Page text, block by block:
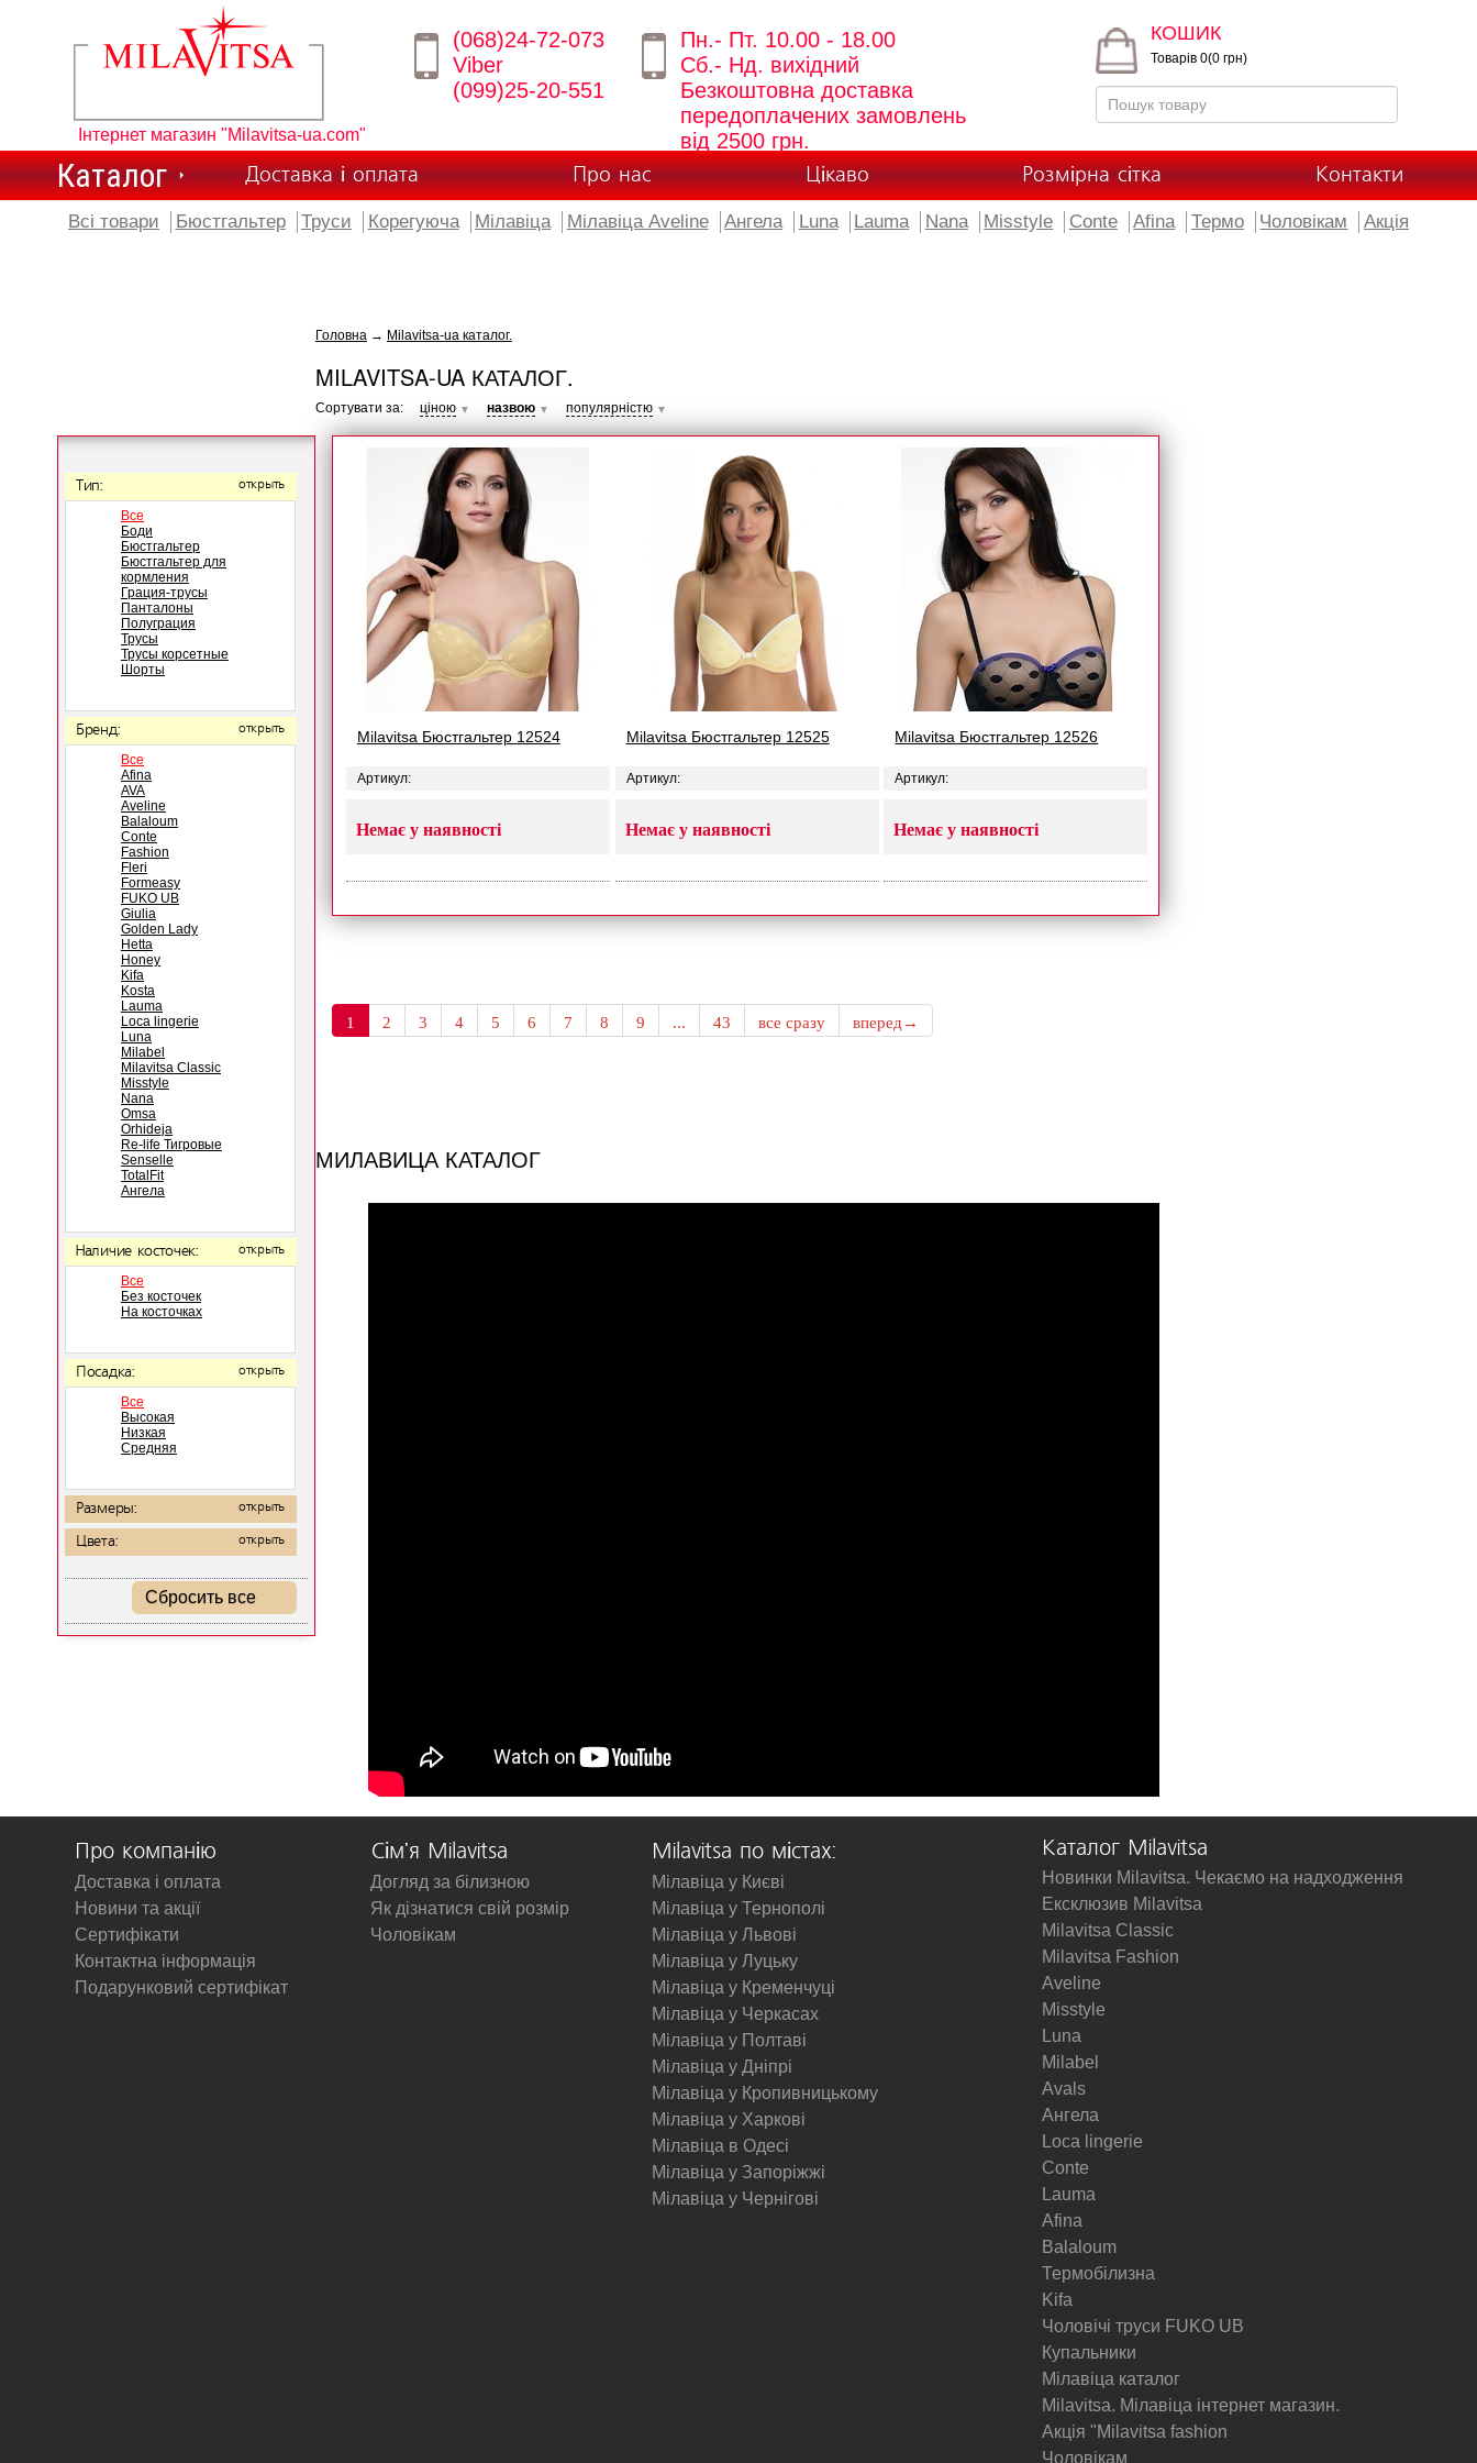
Інтернет магазин "Milavitsa-ua.com"
(068)24-72-073
Viber
(099)25-20-551
Пн.- Пт. 10.00 - 18.00
Сб.- Нд. вихідний
Безкоштовна доставка
передоплачених замовлень
від 2500 грн.
КОШИК
Товарів 0(0 грн)
Каталог Доставка і оплата Про нас Цікаво Розмірна сітка Контакти
Всі товари Бюстгальтер Труси Корегуюча Мілавіца Мілавіца Aveline Ангела Luna Lauma Nana Misstyle Conte Afina Термо Чоловікам Акція
Тип: открыть
Все
Боди
Бюстгальтер
Бюстгальтер для
кормления
Грация-трусы
Панталоны
Полуграция
Трусы
Трусы корсетные
Шорты
Бренд: открыть
Все
Afina
AVA
Aveline
Balaloum
Conte
Fashion
Fleri
Formeasy
FUKO UB
Giulia
Golden Lady
Hetta
Honey
Kifa
Kosta
Lauma
Loca lingerie
Luna
Milabel
Milavitsa Classic
Misstyle
Nana
Omsa
Orhideja
Re-life Тигровые
Senselle
TotalFit
Ангела
Наличие косточек: открыть
Все
Без косточек
На косточках
Посадка: открыть
Все
Высокая
Низкая
Средняя
Размеры: открыть
Цвета: открыть
Сбросить все
Головна → Milavitsa-ua каталог.
MILAVITSA-UA КАТАЛОГ.
Сортувати за: ціною ▼ назвою ▼ популярністю ▼
Milavitsa Бюстгальтер 12524
Артикул:
Немає у наявності
Milavitsa Бюстгальтер 12525
Артикул:
Немає у наявності
Milavitsa Бюстгальтер 12526
Артикул:
Немає у наявності
1 2 3 4 5 6 7 8 9 ... 43 все сразу вперед→
МИЛАВИЦА КАТАЛОГ
Про компанію
Доставка і оплата
Новини та акції
Сертифікати
Контактна інформація
Подарунковий сертифікат
Сім'я Milavitsa
Догляд за білизною
Як дізнатися свій розмір
Чоловікам
Milavitsa по містах:
Мілавіца у Києві
Мілавіца у Тернополі
Мілавіца у Львові
Мілавіца у Луцьку
Мілавіца у Кременчуці
Мілавіца у Черкасах
Мілавіца у Полтаві
Мілавіца у Дніпрі
Мілавіца у Кропивницькому
Мілавіца у Харкові
Мілавіца в Одесі
Мілавіца у Запоріжжі
Мілавіца у Чернігові
Каталог Milavitsa
Новинки Milavitsa. Чекаємо на надходження
Ексклюзив Milavitsa
Milavitsa Classic
Milavitsa Fashion
Aveline
Misstyle
Luna
Milabel
Avals
Ангела
Loca lingerie
Conte
Lauma
Afina
Balaloum
Термобілизна
Kifa
Чоловічі труси FUKO UB
Купальники
Мілавіца каталог
Milavitsa. Мілавіца інтернет магазин.
Акція "Milavitsa fashion
Чоловікам